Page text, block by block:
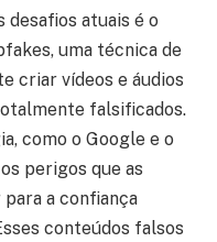
desafios atuais é o
uma técnica de
criar vídeos e áudios
falsificados.
como o Google e o
perigos que as
a confiança
conteúdos falsos